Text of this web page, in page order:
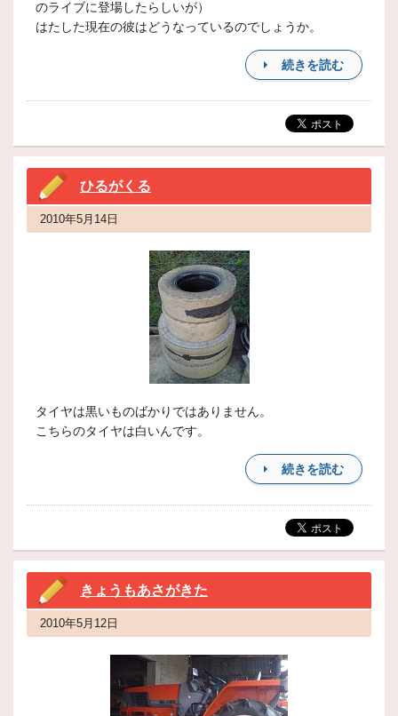
のライブに登場したらしいが）
はたした現在の彼はどうなっているのでしょうか。
続きを読む
ひるがくる
2010年5月14日
タイヤは黒いものばかりではありません。
こちらのタイヤは白いんです。
続きを読む
きょうもあさがきた
2010年5月12日